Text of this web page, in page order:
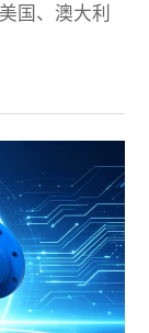
国、澳大利